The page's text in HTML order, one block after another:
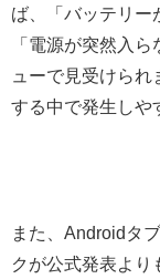
ば、「バッテリー
「電源が突然入
ューで見受けら
する中で発生しや
また、Androidタ
クが公式発表より